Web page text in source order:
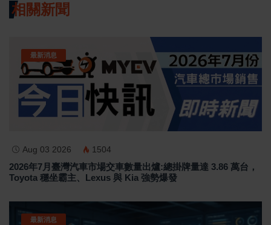
相關新聞
最新消息
Aug 03 2026 1504
2026年7月臺灣汽車市場交車數量出爐:總掛牌量達 3.86 萬台，
Toyota 穩坐霸主、Lexus 與 Kia 強勢爆發
最新消息